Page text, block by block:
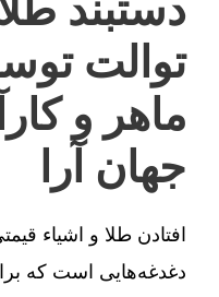
دستبند
توالت
ماهر و
جهان آرا
افتادن طلا و اشیاء
دغدغه‌هایی است که